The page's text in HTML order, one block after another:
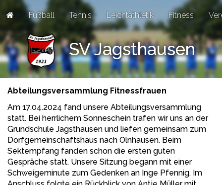
Fußball Tennis Leichtathletik Fitness
SV Jagsthausen
Abteilungsversammlung Fitnessfrauen
Am 17.04.2024 fand unsere Abteilungsversammlung
statt. Bei herrlichem Sonneschein trafen wir uns an der
Grundschule Jagsthausen und liefen gemeinsam zum
Dorfgemeinschaftshaus nach Olnhausen. Beim
Sektempfang fanden schon die ersten guten
Gespräche statt. Unsere Sitzung begann mit einer
Schweigeminute zum Gedenken an Inge Pfennig. Im